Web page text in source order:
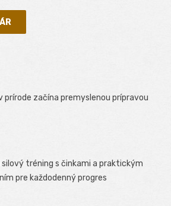
prírode začína premyslenou prípravou
silový tréning s činkami a praktickým
pre každodenný progres